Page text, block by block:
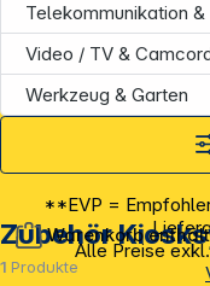
Warenkorb
Telekommunikation
Video / TV &
Werkzeug & Garten
Zubehör
1 Produkte
**EVP =
Alle Preise